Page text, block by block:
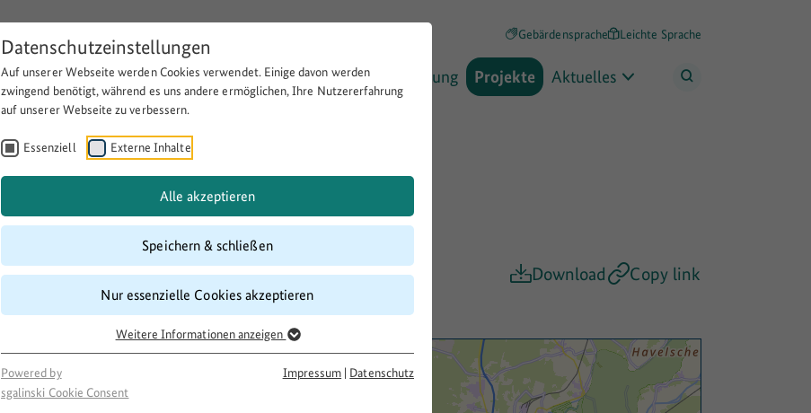
Datenschutzeinstellungen
Auf unserer Webseite werden Cookies verwendet. Einige davon werden
zwingend benötigt, während es uns andere ermöglichen, Ihre Nutzererfahrung
auf unserer Webseite zu verbessern.
Essenziell Externe Inhalte
Alle akzeptieren
Speichern & schließen
Nur essenzielle Cookies akzeptieren
Weitere Informationen anzeigen
Powered by
sgalinski Cookie Consent
Impressum | Datenschutz
Gebärdensprache Leichte Sprache
Über BULEplus Themen Förderung Projekte Aktuelles
Download Copy link